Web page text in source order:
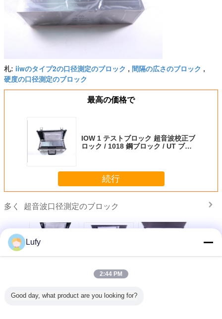
札: iiwのタイプ2の口径測定のブロック , 間隔の広さのブロック ,
硬度の口径測定のブロック
最高の価格で
IOW 1 テストブロック 超音波校正ブ
ロック / 1018 鋼ブロック / UT ブロ
続行
多く 超音波口径測定のブロック
ロック 1018 非破
壊試験 (NDT) の鋼
言語を変えて下さい
Lufy
2:44 PM
Good day, what product are you looking for?